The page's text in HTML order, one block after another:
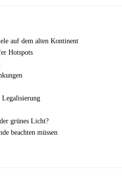
auf dem alten Kontinent
Hotspots
grünes Licht?
beachten müssen